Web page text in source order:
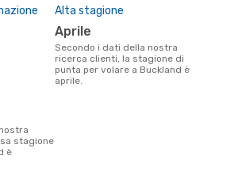
Alta stagione
aprile
Secondo i dati della nostra
ricerca clienti, la stagione di
punta per volare a Buckland è
aprile.
stagione
è